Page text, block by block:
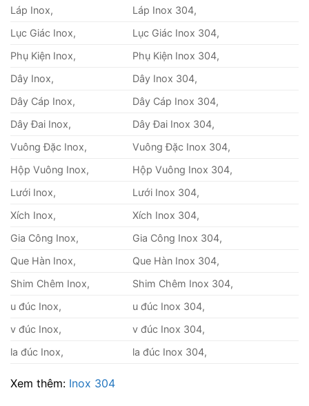
Láp Inox,
Láp Inox 304,
Lục Giác Inox,
Lục Giác Inox 304,
Phụ Kiện Inox,
Phụ Kiện Inox 304,
Dây Inox,
Dây Inox 304,
Dây Cáp Inox,
Dây Cáp Inox 304,
Dây Đai Inox,
Dây Đai Inox 304,
Vuông Đặc Inox,
Vuông Đặc Inox 304,
Hộp Vuông Inox,
Hộp Vuông Inox 304,
Lưới Inox,
Lưới Inox 304,
Xích Inox,
Xích Inox 304,
Gia Công Inox,
Gia Công Inox 304,
Que Hàn Inox,
Que Hàn Inox 304,
Shim Chêm Inox,
Shim Chêm Inox 304,
u đúc Inox,
u đúc Inox 304,
v đúc Inox,
v đúc Inox 304,
la đúc Inox,
la đúc Inox 304,
Xem thêm: Inox 304